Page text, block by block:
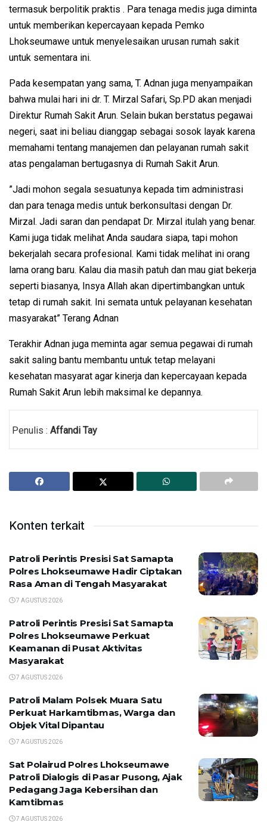
termasuk berpolitik praktis . Para tenaga medis juga diminta
untuk memberikan kepercayaan kepada Pemko
Lhokseumawe untuk menyelesaikan urusan rumah sakit
untuk sementara ini.
Pada kesempatan yang sama, T. Adnan juga menyampaikan
bahwa mulai hari ini dr. T. Mirzal Safari, Sp.PD akan menjadi
Direktur Rumah Sakit Arun. Selain bukan berstatus pegawai
negeri, saat ini beliau dianggap sebagai sosok layak karena
memahami tentang manajemen dan pelayanan rumah sakit
atas pengalaman bertugasnya di Rumah Sakit Arun.
”Jadi mohon segala sesuatunya kepada tim administrasi
dan para tenaga medis untuk berkonsultasi dengan Dr.
Mirzal. Jadi saran dan pendapat Dr. Mirzal itulah yang benar.
Kami juga tidak melihat Anda saudara siapa, tapi mohon
bekerjalah secara profesional. Kami tidak melihat ini orang
lama orang baru. Kalau dia masih patuh dan mau giat bekerja
seperti biasanya, Insya Allah akan dipertimbangkan untuk
tetap di rumah sakit. Ini semata untuk pelayanan kesehatan
masyarakat” Terang Adnan
Terakhir Adnan juga meminta agar semua pegawai di rumah
sakit saling bantu membantu untuk tetap melayani
kesehatan masyarat agar kinerja dan kepercayaan kepada
Rumah Sakit Arun lebih maksimal ke depannya.
Penulis : Affandi Tay
Konten terkait
Patroli Perintis Presisi Sat Samapta
Polres Lhokseumawe Hadir Ciptakan
Rasa Aman di Tengah Masyarakat
7 AGUSTUS 2026
Patroli Perintis Presisi Sat Samapta
Polres Lhokseumawe Perkuat
Keamanan di Pusat Aktivitas
Masyarakat
7 AGUSTUS 2026
Patroli Malam Polsek Muara Satu
Perkuat Harkamtibmas, Warga dan
Objek Vital Dipantau
7 AGUSTUS 2026
Sat Polairud Polres Lhokseumawe
Patroli Dialogis di Pasar Pusong, Ajak
Pedagang Jaga Kebersihan dan
Kamtibmas
7 AGUSTUS 2026